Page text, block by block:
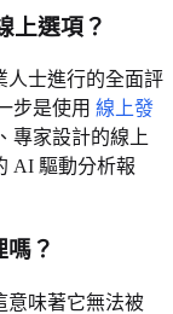
上選項？
人士進行的全面評
步是使用 線上發
專家設計的線上
AI 驅動分析報
？
意味著它無法被